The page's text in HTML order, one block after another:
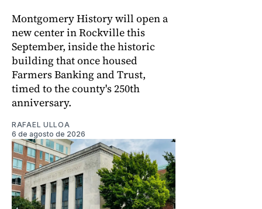
Montgomery History will open a
new center in Rockville this
September, inside the historic
building that once housed
Farmers Banking and Trust,
timed to the county's 250th
anniversary.
RAFAEL ULLOA
6 de agosto de 2026